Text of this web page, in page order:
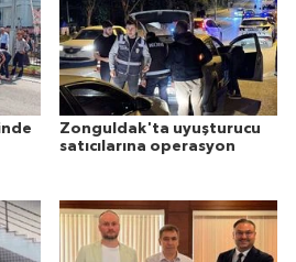
Zonguldak'ta uyuşturucu
satıcılarına operasyon